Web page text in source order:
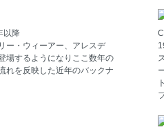
以降
ー・ウィーアー、アレスデ
場するようになりここ数年の
れを反映した近年のバックナ